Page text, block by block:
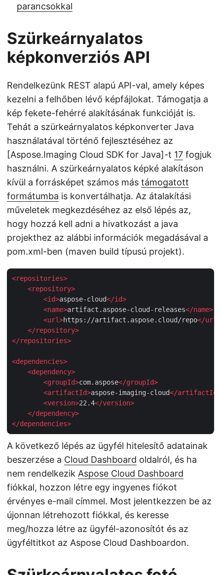
parancsokkal
Szürkeárnyalatos
képkonverziós API
Rendelkezünk REST alapú API-val, amely képes
kezelni a felhőben lévő képfájlokat. Támogatja a
kép fekete-fehérré alakításának funkcióját is.
Tehát a szürkeárnyalatos képkonverter Java
használatával történő fejlesztéséhez az
[Aspose.Imaging Cloud SDK for Java]-t 17 fogjuk
használni. A szürkeárnyalatos képké alakításon
kívül a forrásképet számos más támogatott
formátumba is konvertálhatja. Az átalakítási
műveletek megkezdéséhez az első lépés az,
hogy hozzá kell adni a hivatkozást a java
projekthez az alábbi információk megadásával a
pom.xml-ben (maven build típusú projekt).
<repositories>
<repository>
<id>aspose-cloud</id>
<name>artifact.aspose-cloud-releases</name>
<url>https://artifact.aspose.cloud/repo</url
</repository>
</repositories>
<dependencies>
<dependency>
<groupId>com.aspose</groupId>
<artifactId>aspose-imaging-cloud</artifactId
<version>22.4</version>
</dependency>
</dependencies>
A következő lépés az ügyfél hitelesítő adatainak
beszerzése a Cloud Dashboard oldalról, és ha
nem rendelkezik Aspose Cloud Dashboard
fiókkal, hozzon létre egy ingyenes fiókot
érvényes e-mail címmel. Most jelentkezzen be az
újonnan létrehozott fiókkal, és keresse
meg/hozza létre az ügyfél-azonosítót és az
ügyféltitkot az Aspose Cloud Dashboardon.